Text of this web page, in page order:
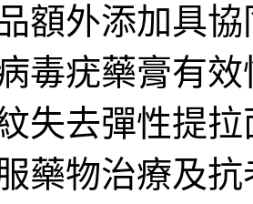
額外添加具
毒疣藥膏有
失去彈性提
藥物治療及